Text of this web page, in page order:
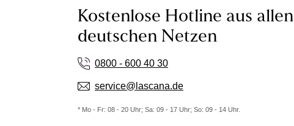
Kostenlose Hotline aus allen
deutschen Netzen
0800 - 600 40 30
service@lascana.de
* Mo - Fr: 08 - 20 Uhr; Sa: 09 - 17 Uhr; So: 09 - 14 Uhr.